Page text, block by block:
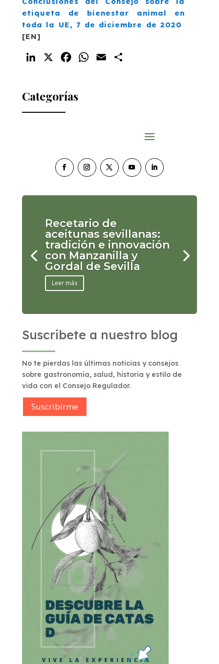
etiqueta de bienestar animal en
toda la UE, 7 de diciembre de 2020
[EN]
LinkedIn FacebookWhatsApp
Email
Categorías
Recetario de
aceitunas sevillanas:
tradición e innovación
con Manzanilla y
Gordal de Sevilla
Leer más
Suscríbete a nuestro blog
No te pierdas las últimas noticias y consejos
sobre gastronomía, salud, historia y estilo de
vida con el Consejo Regulador.
Suscribírme